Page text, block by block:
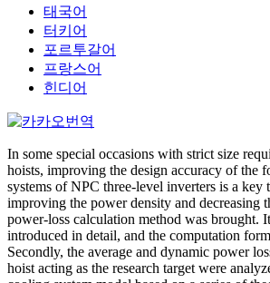
태국어
터키어
포르투갈어
프랑스어
힌디어
In some special occasions with strict size
hoists, improving the design accuracy of the
systems of NPC three-level inverters is a key
improving the power density and decreasing
power-loss calculation method was brought.
introduced in detail, and the computation
Secondly, the average and dynamic power
hoist acting as the research target were